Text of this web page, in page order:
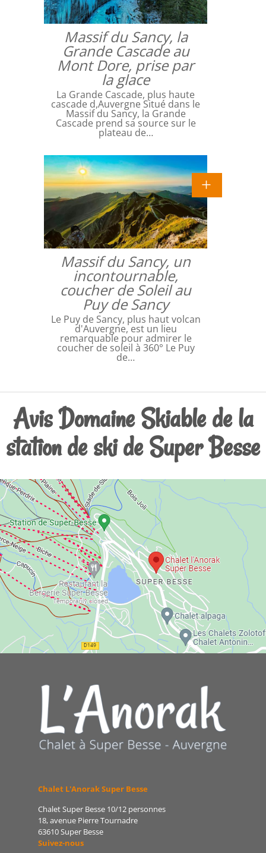
Massif du Sancy, la
Grande Cascade au
Mont Dore, prise par
la glace
La Grande Cascade, plus haute
cascade d,Auvergne Situé dans le
Massif du Sancy, la Grande
Cascade prend sa source sur le
plateau de…
Massif du Sancy, un
incontournable,
coucher de Soleil au
Puy de Sancy
Le Puy de Sancy, plus haut volcan
d'Auvergne, est un lieu
remarquable pour admirer le
coucher de soleil à 360° Le Puy
de…
Avis Domaine Skiable de la
station de ski de Super Besse
Chalet L'Anorak Super Besse
Chalet Super Besse 10/12 personnes
18, avenue Pierre Tournadre
63610 Super Besse
Suivez-nous